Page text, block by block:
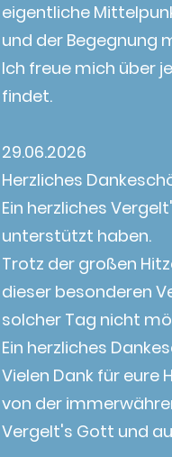
eigentliche
und der Begegnung
Ich freue mich über
findet.
29.06.2026
Herzliches
Ein herzliches
unterstützt haben.
Trotz der großen
dieser besonderen
solcher Tag nicht
Ein herzliches
Vielen Dank für eure
von der
Vergelt's Gott und